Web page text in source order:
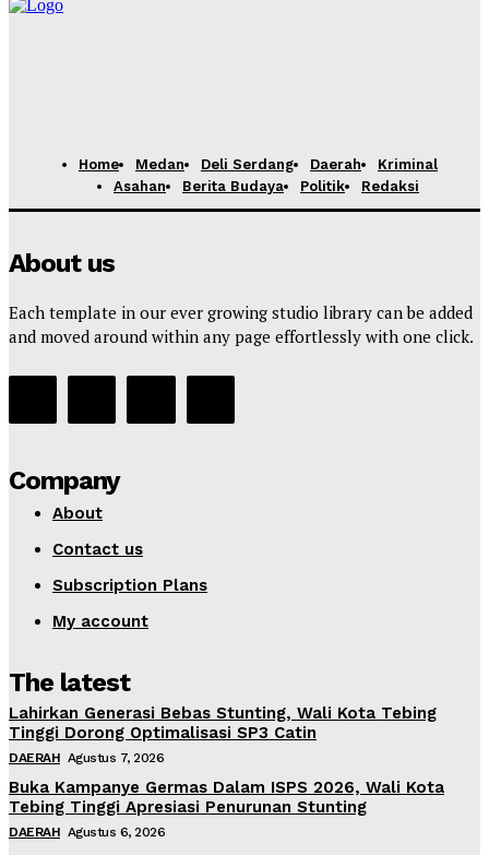
Home Medan Deli Serdang Daerah
Kriminal
Asahan
Berita Budaya Politik Redaksi
About us
Each template in our ever growing studio library can be added
and moved around within any page effortlessly with one click.
Company
About
Contact us
Subscription Plans
My account
The latest
Lahirkan Generasi Bebas Stunting, Wali Kota Tebing
Tinggi Dorong Optimalisasi SP3 Catin
DAERAH Agustus 7, 2026
Buka Kampanye Germas Dalam ISPS 2026, Wali Kota
Tebing Tinggi Apresiasi Penurunan Stunting
DAERAH Agustus 6, 2026